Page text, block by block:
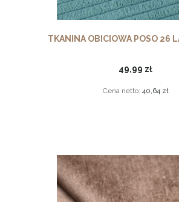
TKANINA OBICIOWA POSO 26
49,99 zł
Cena netto: 40,64 zł